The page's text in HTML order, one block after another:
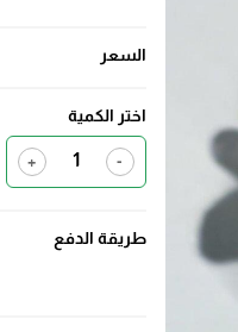
السعر
اختر الكمية
-
+
طريقة الدفع